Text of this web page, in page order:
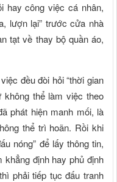
hay công việc cá nhân,
lượn lại” trước cửa nhà
tạt về thay bộ quần áo,
đều đòi hỏi “thời gian
không thể làm việc theo
phát hiện manh mối, là
thể trì hoãn. Rồi khi
nóng” để lấy thông tin,
định hay phủ định
phải tiếp tục đấu tranh